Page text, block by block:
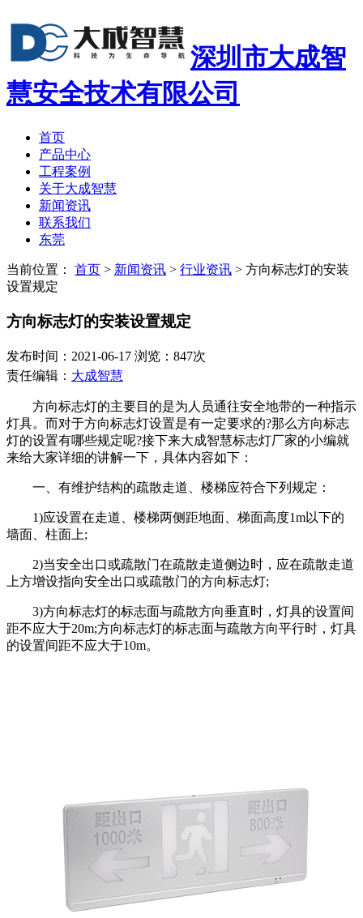
深圳市大成智
慧安全技术有限公司
首页
产品中心
工程案例
关于大成智慧
新闻资讯
联系我们
东莞
当前位置： 首页 > 新闻资讯 > 行业资讯 > 方向标志灯的安装
设置规定
方向标志灯的安装设置规定
发布时间：2021-06-17 浏览：847次
责任编辑： 大成智慧
方向标志灯的主要目的是为人员通往安全地带的一种指示
灯具。而对于方向标志灯设置是有一定要求的?那么方向标志
灯的设置有哪些规定呢?接下来大成智慧标志灯厂家的小编就
来给大家详细的讲解一下，具体内容如下：
一、有维护结构的疏散走道、楼梯应符合下列规定：
1)应设置在走道、楼梯两侧距地面、梯面高度1m以下的
墙面、柱面上;
2)当安全出口或疏散门在疏散走道侧边时，应在疏散走道
上方增设指向安全出口或疏散门的方向标志灯;
3)方向标志灯的标志面与疏散方向垂直时，灯具的设置间
距不应大于20m;方向标志灯的标志面与疏散方向平行时，灯具
的设置间距不应大于10m。